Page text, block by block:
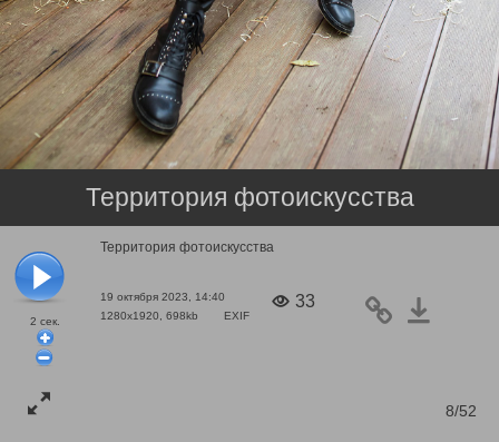
2 сек.
Территория фотоискусства
19 октября 2023, 14:40
1280x1920, 698kb
EXIF
33
8/52
Территория фотоискусства